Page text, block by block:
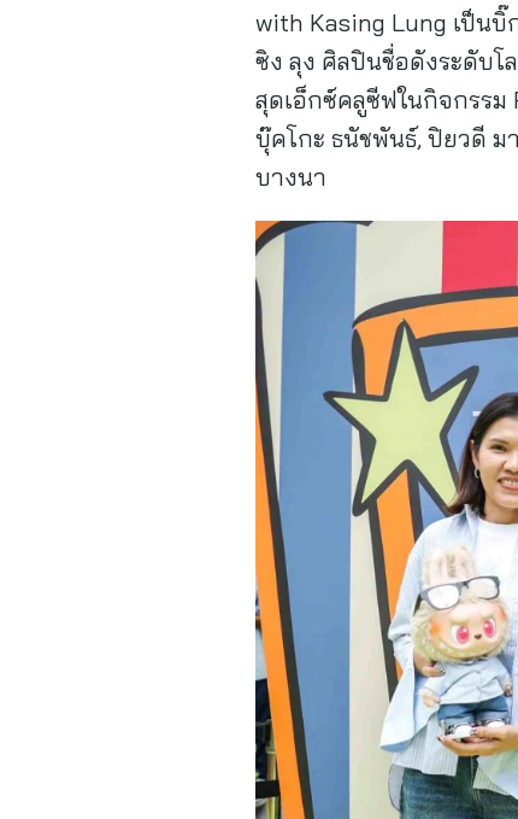
with Kasing Lung เป็นบิ๊
ซิง ลุง ศิลปินชื่อดังระดับโ
สุดเอ็กซ์คลูซีฟในกิจกรรม
บุ๊คโกะ ธนัชพันธ์, ปิยวดี
บางนา